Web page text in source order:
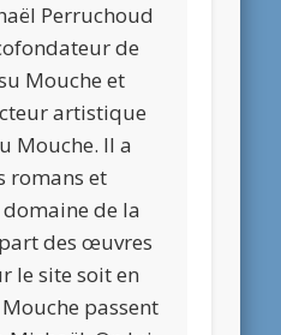
Perruchoud
de
Mouche et
artistique
Mouche. Il a
romans et
de la
des œuvres
le site soit en
passent